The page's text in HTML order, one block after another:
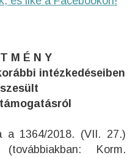
M É N Y
intézkedéseiben
a 1364/2018. (VII. 27.)
Korm.